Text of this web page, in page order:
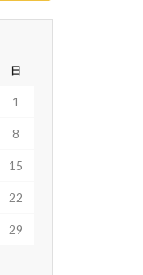
日
1
8
15
22
29